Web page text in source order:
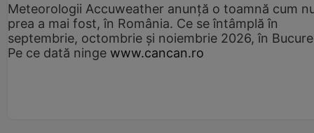
Meteorologii Accuweather anunță o toamnă cum
prea a mai fost, în România. Ce se întâmplă în
septembrie, octombrie și noiembrie 2026, în
Pe ce dată ninge www.cancan.ro